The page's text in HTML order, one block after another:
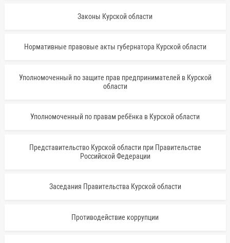
Законы Курской области
Нормативные правовые акты губернатора Курской области
Уполномоченный по защите прав предпринимателей в Курской
области
Уполномоченный по правам ребёнка в Курской области
Представительство Курской области при Правительстве
Российской Федерации
Заседания Правительства Курской области
Противодействие коррупции